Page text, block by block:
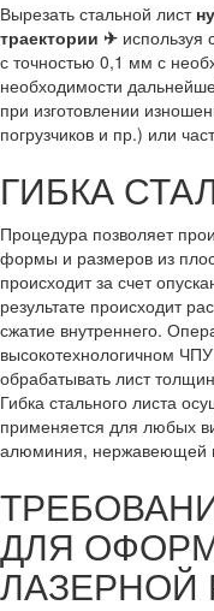
Вырезать стальной лист
траектории ✈
с точностью 0,1 мм с
необходимости
при изготовлении
погрузчиков и пр.) или
ГИБКА
Процедура позволяет
формы и размеров из
происходит за счет
результате происходит
сжатие внутреннего.
высокотехнологичном
обрабатывать лист
Гибка стального листа
применяется для любых
алюминия, нержавеющей
ДЛЯ
ЛАЗЕРНОЙ